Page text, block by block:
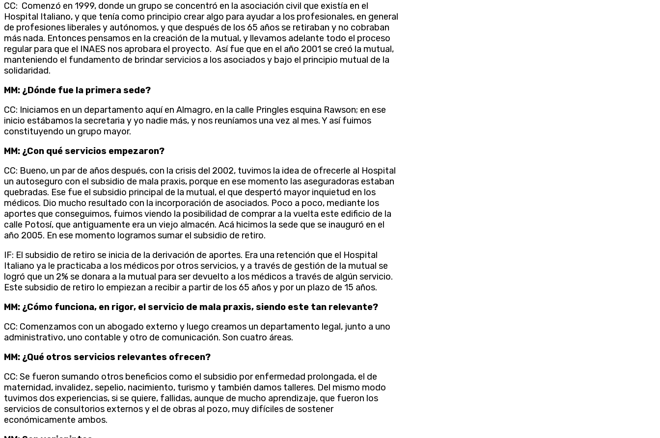
CC: Comenzó en 1999, donde un grupo se concentró en la asociación civil que existía en el
Hospital Italiano, y que tenía como principio crear algo para ayudar a los profesionales, en general
de profesiones liberales y autónomos, y que después de los 65 años se retiraban y no cobraban
más nada. Entonces pensamos en la creación de la mutual, y llevamos adelante todo el proceso
regular para que el INAES nos aprobara el proyecto. Así fue que en el año 2001 se creó la mutual,
manteniendo el fundamento de brindar servicios a los asociados y bajo el principio mutual de la
solidaridad.
MM: ¿Dónde fue la primera sede?
CC: Iniciamos en un departamento aquí en Almagro, en la calle Pringles esquina Rawson; en ese
inicio estábamos la secretaria y yo nadie más, y nos reuníamos una vez al mes. Y así fuimos
constituyendo un grupo mayor.
MM: ¿Con qué servicios empezaron?
CC: Bueno, un par de años después, con la crisis del 2002, tuvimos la idea de ofrecerle al Hospital
un autoseguro con el subsidio de mala praxis, porque en ese momento las aseguradoras estaban
quebradas. Ese fue el subsidio principal de la mutual, el que despertó mayor inquietud en los
médicos. Dio mucho resultado con la incorporación de asociados. Poco a poco, mediante los
aportes que conseguimos, fuimos viendo la posibilidad de comprar a la vuelta este edificio de la
calle Potosí, que antiguamente era un viejo almacén. Acá hicimos la sede que se inauguró en el
año 2005. En ese momento logramos sumar el subsidio de retiro.
IF: El subsidio de retiro se inicia de la derivación de aportes. Era una retención que el Hospital
Italiano ya le practicaba a los médicos por otros servicios, y a través de gestión de la mutual se
logró que un 2% se donara a la mutual para ser devuelto a los médicos a través de algún servicio.
Este subsidio de retiro lo empiezan a recibir a partir de los 65 años y por un plazo de 15 años.
MM: ¿Cómo funciona, en rigor, el servicio de mala praxis, siendo este tan relevante?
CC: Comenzamos con un abogado externo y luego creamos un departamento legal, junto a uno
administrativo, uno contable y otro de comunicación. Son cuatro áreas.
MM: ¿Qué otros servicios relevantes ofrecen?
CC: Se fueron sumando otros beneficios como el subsidio por enfermedad prolongada, el de
maternidad, invalidez, sepelio, nacimiento, turismo y también damos talleres. Del mismo modo
tuvimos dos experiencias, si se quiere, fallidas, aunque de mucho aprendizaje, que fueron los
servicios de consultorios externos y el de obras al pozo, muy difíciles de sostener
económicamente ambos.